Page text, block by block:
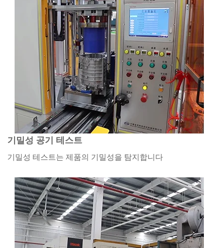
기밀성 공기 테스트
기밀성 테스트는 제품의 기밀성을 탐지합니다